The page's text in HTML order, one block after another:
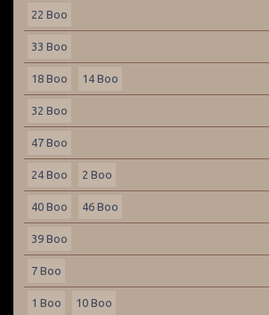
22 Boo
33 Boo
18 Boo 14 Boo
32 Boo
47 Boo
24 Boo 2 Boo
40 Boo 46 Boo
39 Boo
7 Boo
1 Boo 10 Boo